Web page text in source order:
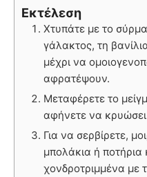
Εκτέλεση
Χτυπάτε με το
γάλακτος, τη
μέχρι να
αφρατέψουν.
Μεταφέρετε το
αφήνετε να
Για να σερβίρετε,
μπολάκια ή ποτήρια
χονδροτριμμένα με